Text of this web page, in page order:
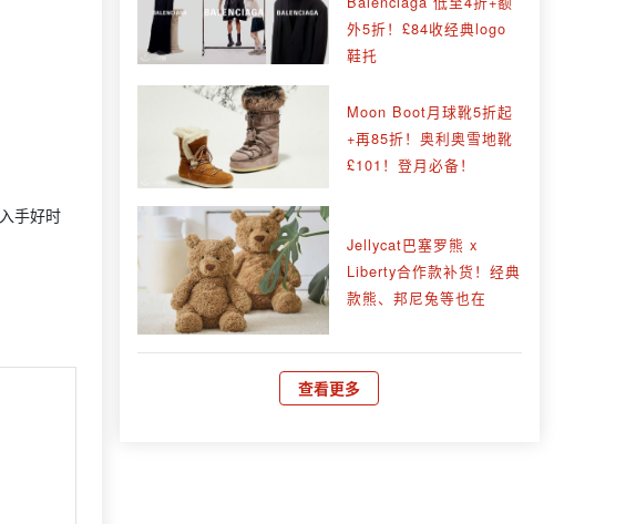
手好时
外5折！£84收经典logo
鞋托
Moon Boot月球靴5折起
+再85折！奥利奥雪地靴
£101！登月必备！
Jellycat巴塞罗熊 x
Liberty合作款补货！经典
款熊、邦尼兔等也在
查看更多